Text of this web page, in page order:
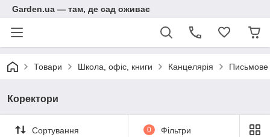
Garden.ua — там, де сад оживає
Товари Школа, офіс, книги Канцелярія
Коректори
Сортування 0 Фільтри